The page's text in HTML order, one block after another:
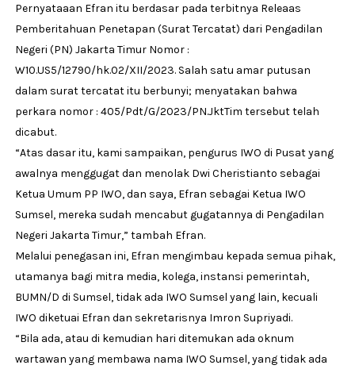
Pernyataaan Efran itu berdasar pada terbitnya Releaas
Pemberitahuan Penetapan (Surat Tercatat) dari Pengadilan
Negeri (PN) Jakarta Timur Nomor :
W10.US5/12790/hk.02/XII/2023. Salah satu amar putusan
dalam surat tercatat itu berbunyi; menyatakan bahwa
perkara nomor : 405/Pdt/G/2023/PN.JktTim tersebut telah
dicabut.
“Atas dasar itu, kami sampaikan, pengurus IWO di Pusat yang
awalnya menggugat dan menolak Dwi Cheristianto sebagai
Ketua Umum PP IWO, dan saya, Efran sebagai Ketua IWO
Sumsel, mereka sudah mencabut gugatannya di Pengadilan
Negeri Jakarta Timur,” tambah Efran.
Melalui penegasan ini, Efran mengimbau kepada semua pihak,
utamanya bagi mitra media, kolega, instansi pemerintah,
BUMN/D di Sumsel, tidak ada IWO Sumsel yang lain, kecuali
IWO diketuai Efran dan sekretarisnya Imron Supriyadi.
“Bila ada, atau di kemudian hari ditemukan ada oknum
wartawan yang membawa nama IWO Sumsel, yang tidak ada